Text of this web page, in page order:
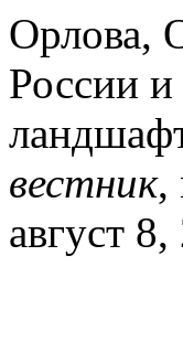
Орлова,
России и
вестник,
август